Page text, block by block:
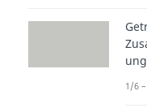
ung
1/6